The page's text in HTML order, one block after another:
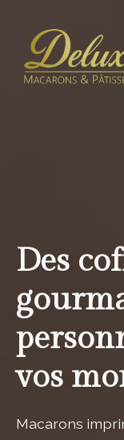
contenu
Des
vos
Macarons